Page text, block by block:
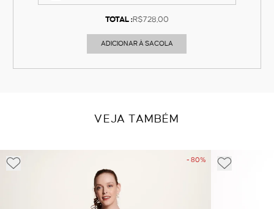
TOTAL :R$728,00
ADICIONAR À SACOLA
VEJA TAMBÉM
- 80%